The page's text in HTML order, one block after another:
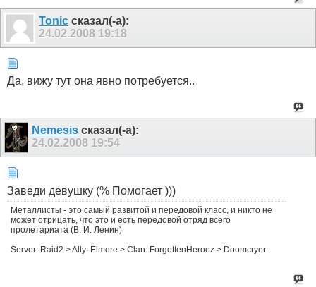
Tonic сказал(-а):
24.02.2008 19:18
Да, вижу тут она явно потребуется..
Nemesis сказал(-а):
24.02.2008 19:54
Заведи девушку (% Помогает )))
Металлисты - это самый развитой и передовой класс, и никто не
может отрицать, что это и есть передовой отряд всего
пролетариата (В. И. Ленин)
Server: Raid2 > Ally: Elmore > Clan: ForgottenHeroez > Doomcryer